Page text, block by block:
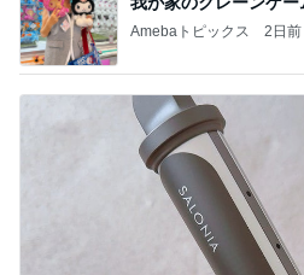
巻きがつきやすく艶々に巻けるコテ
2日前
記事を読む